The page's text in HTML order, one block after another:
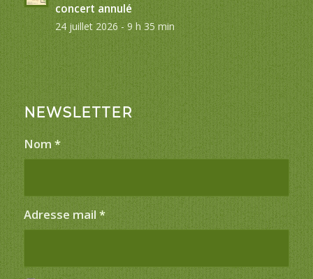
concert annulé
24 juillet 2026 - 9 h 35 min
NEWSLETTER
Nom *
Adresse mail *